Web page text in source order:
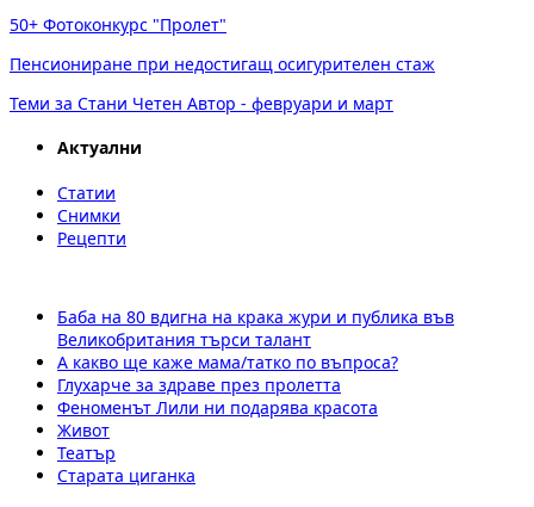
50+ Фотоконкурс "Пролет"
Пенсиониране при недостигащ осигурителен стаж
Теми за Стани Четен Автор - февруари и март
Актуални
Статии
Снимки
Рецепти
Баба на 80 вдигна на крака жури и публика във
Великобритания търси талант
А какво ще каже мама/татко по въпроса?
Глухарче за здраве през пролетта
Феноменът Лили ни подарява красота
Живот
Театър
Старата циганка